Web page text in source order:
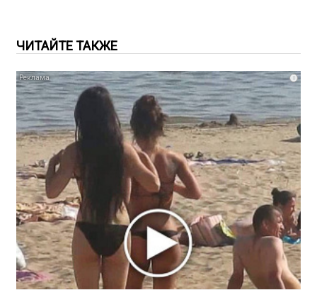
ЧИТАЙТЕ ТАКЖЕ
i